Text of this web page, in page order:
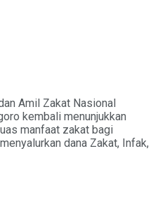
Amil Zakat Nasional
kembali menunjukkan
manfaat zakat bagi
dana Zakat, Infak,